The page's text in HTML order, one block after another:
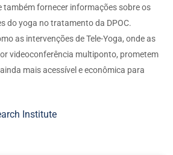
também fornecer informações sobre os
do yoga no tratamento da DPOC.
as intervenções de Tele-Yoga, onde as
videoconferência multiponto, prometem
mais acessível e econômica para
Institute